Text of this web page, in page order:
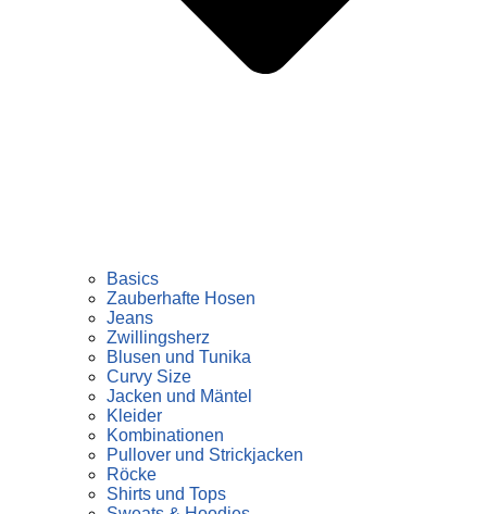
Basics
Zauberhafte Hosen
Jeans
Zwillingsherz
Blusen und Tunika
Curvy Size
Jacken und Mäntel
Kleider
Kombinationen
Pullover und Strickjacken
Röcke
Shirts und Tops